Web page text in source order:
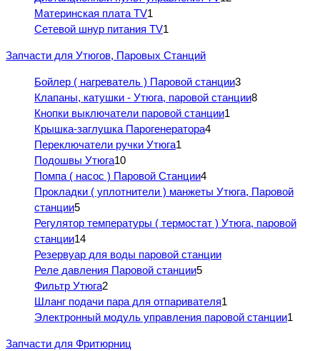
Материнская плата TV1
Сетевой шнур питания TV1
Запчасти для Утюгов, Паровых Станций
Бойлер ( нагреватель ) Паровой станции3
Клапаны, катушки - Утюга, паровой станции8
Кнопки выключатели паровой станции1
Крышка-заглушка Парогенератора4
Переключатели ручки Утюга1
Подошвы Утюга10
Помпа ( насос ) Паровой Станции4
Прокладки ( уплотнители ) манжеты Утюга, Паровой
станции5
Регулятор температуры ( термостат ) Утюга, паровой
станции14
Резервуар для воды паровой станции
Реле давления Паровой станции5
Фильтр Утюга2
Шланг подачи пара для отпаривателя1
Электронный модуль управления паровой станции1
Запчасти для Фритюрниц